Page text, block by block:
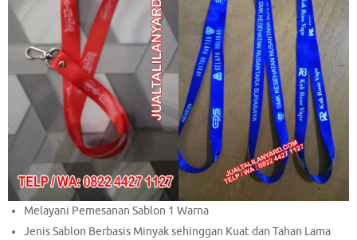
Melayani Pemesanan Sablon 1 Warna
Jenis Sablon Berbasis Minyak sehinggan Kuat dan Tahan Lama